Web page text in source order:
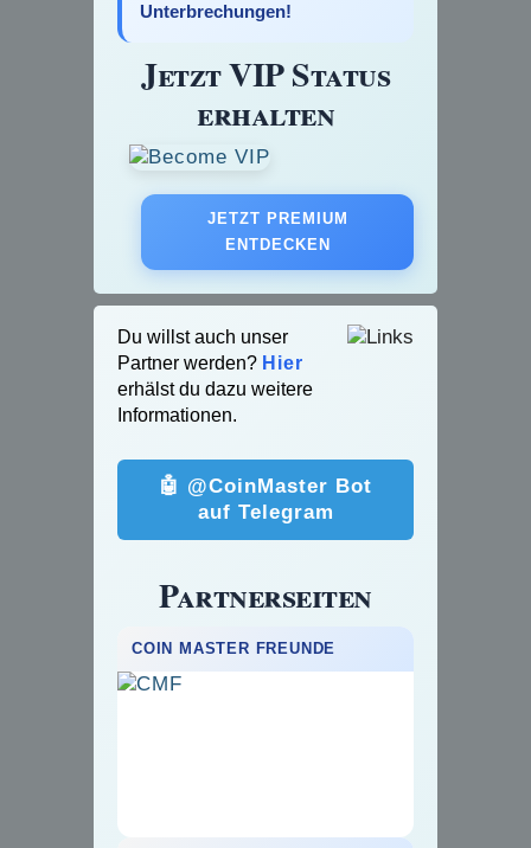
Unterbrechungen!
Jetzt VIP Status
erhalten
JETZT PREMIUM
ENTDECKEN
Du willst auch unser
Partner werden? Hier
erhälst du dazu weitere
Informationen.
🤖 @CoinMaster Bot
auf Telegram
Partnerseiten
COIN MASTER FREUNDE